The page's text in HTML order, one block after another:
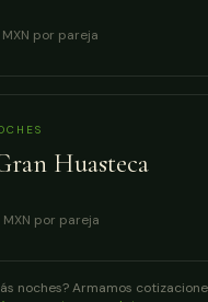
MXN por pareja
Huasteca
MXN por pareja
noches? Armamos